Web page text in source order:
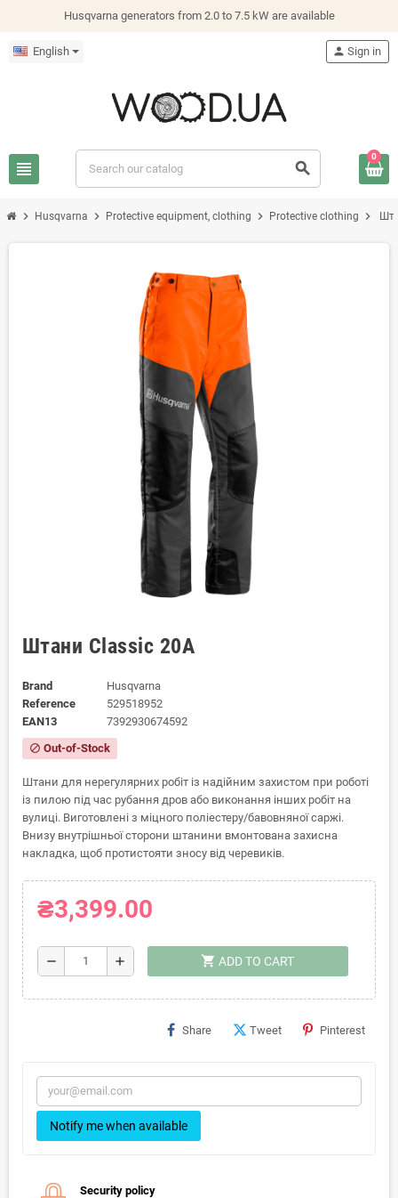
Husqvarna generators from 2.0 to 7.5 kW are available
English
view_headline search
person Sign in
0
chevron_right Husqvarna chevron_right Protective equipment, clothing chevron_right Protective clothing chevron_right
Штани Classic 20A
Brand
Husqvarna
Reference
529518952
EAN13
7392930674592
block Out-of-Stock
Штани для нерегулярних робіт із надійним захистом при роботі
із пилою під час рубання дров або виконання інших робіт на
вулиці. Виготовлені з міцного поліестеру/бавовняної саржі.
Внизу внутрішньої сторони штанини вмонтована захисна
накладка, щоб протистояти зносу від черевиків.
₴3,399.00
remove add shopping_cart ADD TO CART
Share Tweet Pinterest
Notify me when available
Security policy